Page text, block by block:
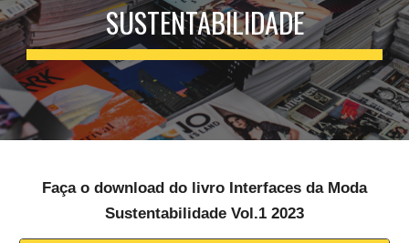
SUSTENTABILIDADE
Faça o download do livro Interfaces da Moda
Sustentabilidade Vol.1 2023